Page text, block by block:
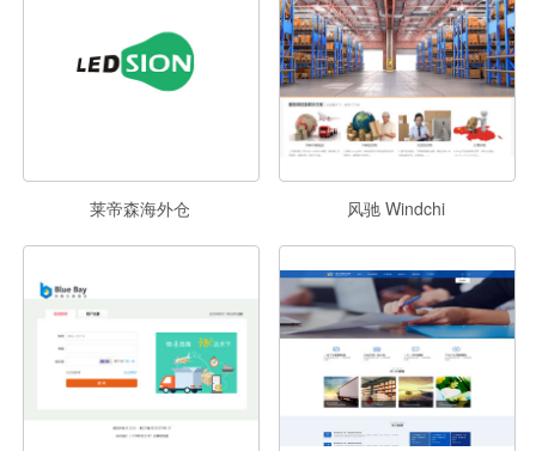
莱帝森海外仓 风驰 Windchi